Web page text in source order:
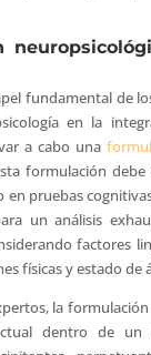
fundamental de
en la
a cabo una
formulación
en pruebas
un análisis
factores
físicas y estado de
la
dentro de un